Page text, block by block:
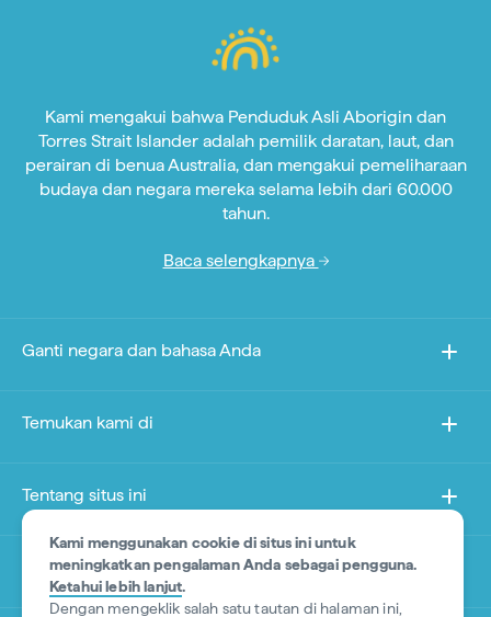
Kami menggunakan cookie di situs ini untuk
meningkatkan pengalaman Anda sebagai pengguna.
Ketahui lebih lanjut.
Dengan mengeklik salah satu tautan di halaman ini,
Kami mengakui bahwa Penduduk Asli Aborigin dan
Torres Strait Islander adalah pemilik daratan, laut, dan
perairan di benua Australia, dan mengakui pemeliharaan
budaya dan negara mereka selama lebih dari 60.000
tahun.
Baca selengkapnya
Ganti negara dan bahasa Anda
Temukan kami di
Tentang situs ini
Situs lain